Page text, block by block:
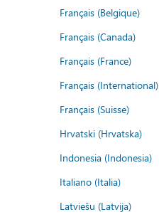
Français (Belgique)
Français (Canada)
Français (France)
Français (International)
Français (Suisse)
Hrvatski (Hrvatska)
Indonesia (Indonesia)
Italiano (Italia)
Latviešu (Latvija)